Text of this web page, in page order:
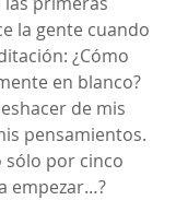
la gente cuando
¿Cómo
en blanco?
de mis
pensamientos.
sólo por cinco
empezar…?